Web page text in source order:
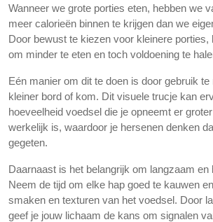
Wanneer we grote porties eten, hebben we
meer calorieën binnen te krijgen dan we
Door bewust te kiezen voor kleinere porties,
om minder te eten en toch voldoening te
Eén manier om dit te doen is door gebruik
kleiner bord of kom. Dit visuele trucje kan
hoeveelheid voedsel die je opneemt er
werkelijk is, waardoor je hersenen denken
gegeten.
Daarnaast is het belangrijk om langzaam en
Neem de tijd om elke hap goed te kauwen
smaken en texturen van het voedsel. Door
geef je jouw lichaam de kans om signalen